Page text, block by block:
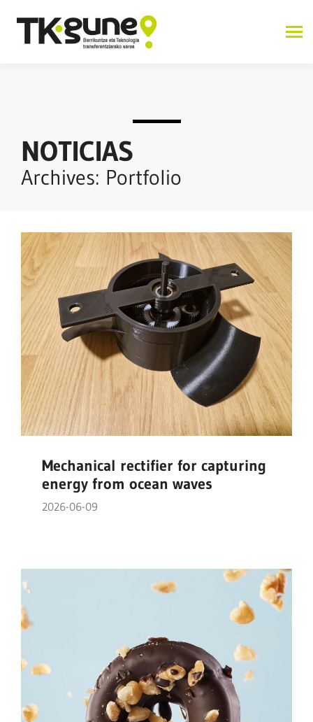
NOTICIAS
Archives: Portfolio
Mechanical rectifier for capturing
energy from ocean waves
2026-06-09